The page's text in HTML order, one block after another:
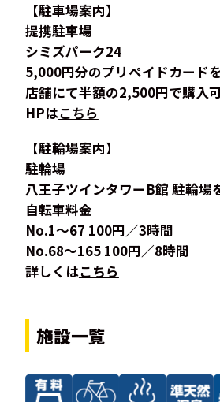
【駐車場案内】
提携駐車場
シミズパーク24
5,000円分のプリペイドカードを
店舗にて半額の2,500円で購入
HPはこちら
【駐輪場案内】
駐輪場
八王子ツインタワーB館 駐輪場
自転車料金
No.1～67 100円／3時間
No.68～165 100円／8時間
詳しくはこちら
施設一覧